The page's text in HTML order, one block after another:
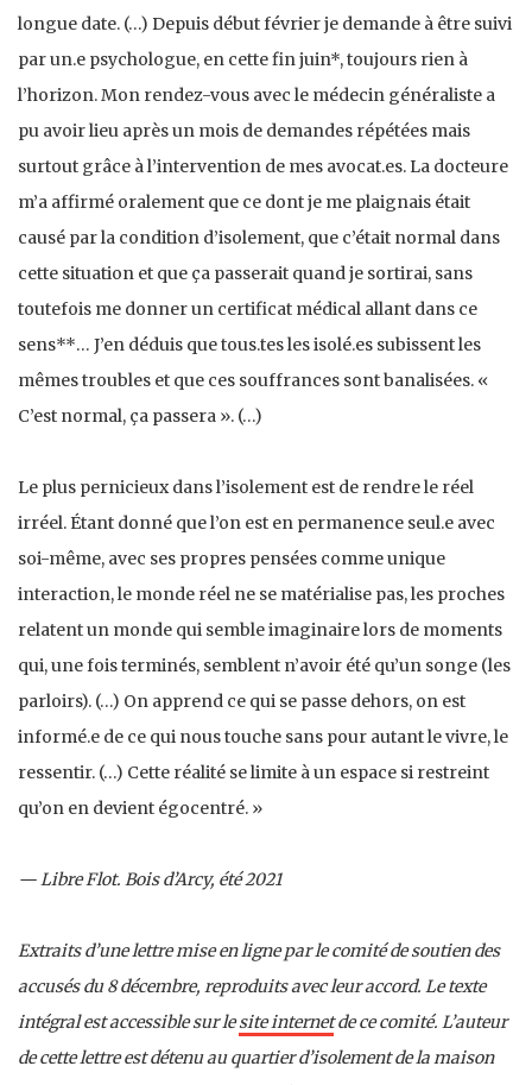
longue date. (…) Depuis début février je demande à être suivi
par un.e psychologue, en cette fin juin*, toujours rien à
l’horizon. Mon rendez-vous avec le médecin généraliste a
pu avoir lieu après un mois de demandes répétées mais
surtout grâce à l’intervention de mes avocat.es. La docteure
m’a affirmé oralement que ce dont je me plaignais était
causé par la condition d’isolement, que c’était normal dans
cette situation et que ça passerait quand je sortirai, sans
toutefois me donner un certificat médical allant dans ce
sens**… J’en déduis que tous.tes les isolé.es subissent les
mêmes troubles et que ces souffrances sont banalisées. «
C’est normal, ça passera ». (…)
Le plus pernicieux dans l’isolement est de rendre le réel
irréel. Étant donné que l’on est en permanence seul.e avec
soi-même, avec ses propres pensées comme unique
interaction, le monde réel ne se matérialise pas, les proches
relatent un monde qui semble imaginaire lors de moments
qui, une fois terminés, semblent n’avoir été qu’un songe (les
parloirs). (…) On apprend ce qui se passe dehors, on est
informé.e de ce qui nous touche sans pour autant le vivre, le
ressentir. (…) Cette réalité se limite à un espace si restreint
qu’on en devient égocentré. »
— Libre Flot. Bois d’Arcy, été 2021
Extraits d’une lettre mise en ligne par le comité de soutien des
accusés du 8 décembre, reproduits avec leur accord. Le texte
intégral est accessible sur lesite internetde ce comité. L’auteur
de cette lettre est détenu au quartier d’isolement de la maison